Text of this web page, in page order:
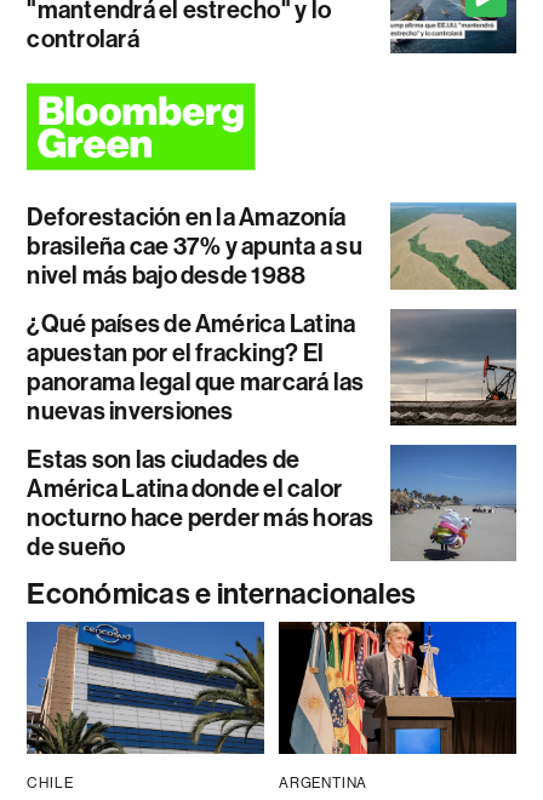
"mantendrá el estrecho" y lo
controlará
Deforestación en la Amazonía
brasileña cae 37% y apunta a su
nivel más bajo desde 1988
¿Qué países de América Latina
apuestan por el fracking? El
panorama legal que marcará las
nuevas inversiones
Estas son las ciudades de
América Latina donde el calor
nocturno hace perder más horas
de sueño
Económicas e internacionales
CHILE ARGENTINA